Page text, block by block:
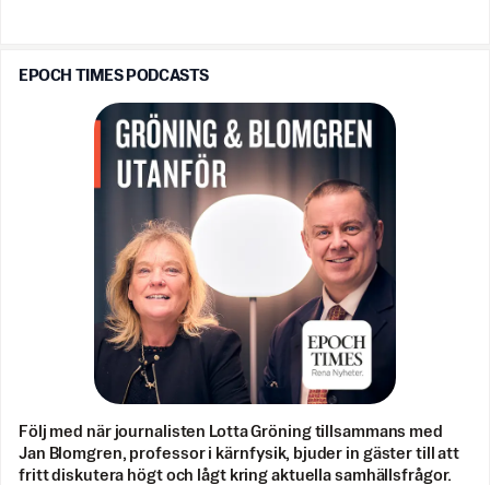
EPOCH TIMES PODCASTS
Följ med när journalisten Lotta Gröning tillsammans med
Jan Blomgren, professor i kärnfysik, bjuder in gäster till att
fritt diskutera högt och lågt kring aktuella samhällsfrågor.